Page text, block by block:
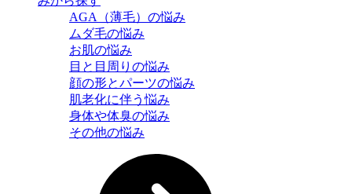
AGA（薄毛）の悩み
ムダ毛の悩み
お肌の悩み
目と目周りの悩み
顔の形とパーツの悩み
肌老化に伴う悩み
身体や体臭の悩み
その他の悩み